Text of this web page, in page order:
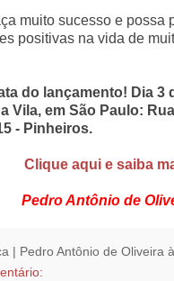
muito sucesso e possa
positivas na vida de
do lançamento! Dia 3
Vila, em São Paulo:
- Pinheiros.
Clique aqui e saiba
Pedro Antônio de
| Pedro Antônio de Oliveira